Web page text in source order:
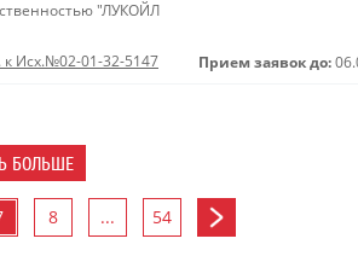
"ЛУКОЙЛ
к Исх.№02-01-32-5147 Прием заявок до:
БОЛЬШЕ
8 ... 54